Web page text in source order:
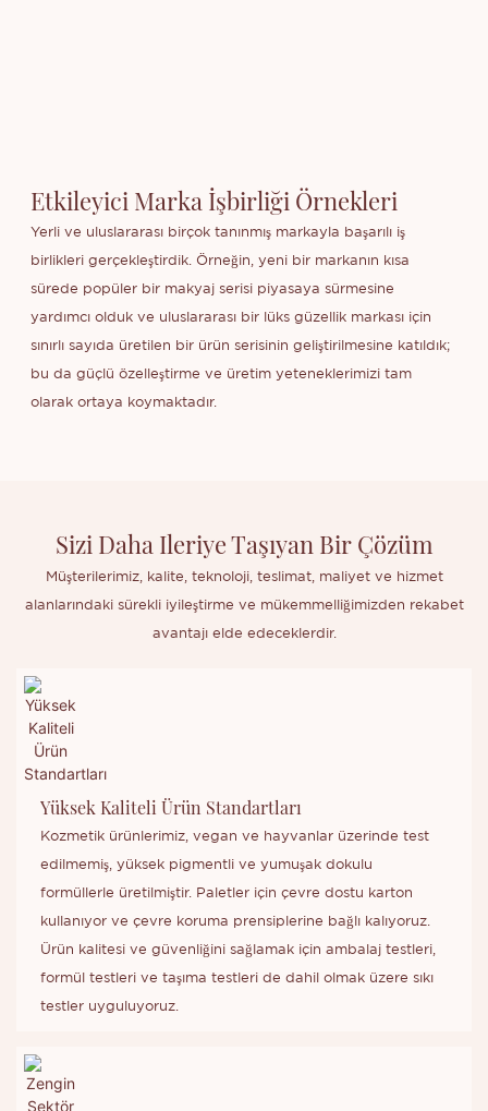
Etkileyici Marka İşbirliği Örnekleri
Yerli ve uluslararası birçok tanınmış markayla başarılı iş
birlikleri gerçekleştirdik. Örneğin, yeni bir markanın kısa
sürede popüler bir makyaj serisi piyasaya sürmesine
yardımcı olduk ve uluslararası bir lüks güzellik markası için
sınırlı sayıda üretilen bir ürün serisinin geliştirilmesine katıldık;
bu da güçlü özelleştirme ve üretim yeteneklerimizi tam
olarak ortaya koymaktadır.
Sizi Daha Ileriye Taşıyan Bir Çözüm
Müşterilerimiz, kalite, teknoloji, teslimat, maliyet ve hizmet
alanlarındaki sürekli iyileştirme ve mükemmelliğimizden rekabet
avantajı elde edeceklerdir.
Yüksek Kaliteli Ürün Standartları
Kozmetik ürünlerimiz, vegan ve hayvanlar üzerinde test
edilmemiş, yüksek pigmentli ve yumuşak dokulu
formüllerle üretilmiştir. Paletler için çevre dostu karton
kullanıyor ve çevre koruma prensiplerine bağlı kalıyoruz.
Ürün kalitesi ve güvenliğini sağlamak için ambalaj testleri,
formül testleri ve taşıma testleri de dahil olmak üzere sıkı
testler uyguluyoruz.